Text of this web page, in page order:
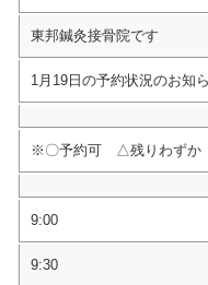
東邦鍼灸接骨院です
1月19日の予約状況のお知
※〇予約可 △残りわずか
9:00
9:30